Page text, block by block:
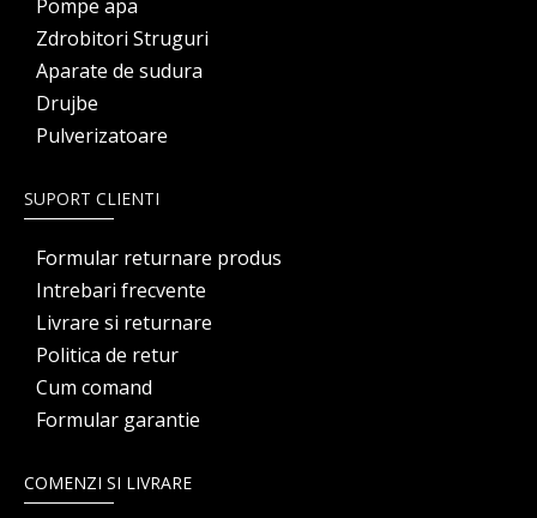
Pompe apa
Zdrobitori Struguri
Aparate de sudura
Drujbe
Pulverizatoare
SUPORT CLIENTI
Formular returnare produs
Intrebari frecvente
Livrare si returnare
Politica de retur
Cum comand
Formular garantie
COMENZI SI LIVRARE